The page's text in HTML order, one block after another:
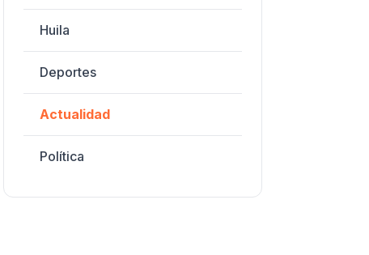
Huila
Deportes
Actualidad
Política